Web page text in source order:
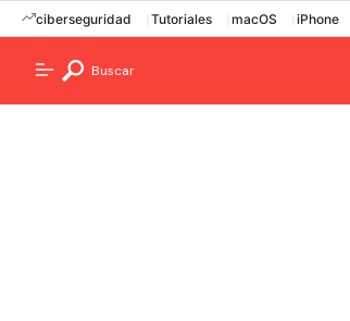
ciberseguridad Tutoriales macOS iPhone
Buscar